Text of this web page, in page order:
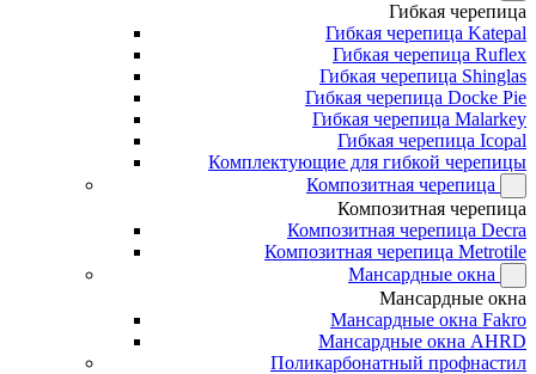
Гибкая черепица
Гибкая черепица Katepal
Гибкая черепица Ruflex
Гибкая черепица Shinglas
Гибкая черепица Docke Pie
Гибкая черепица Malarkey
Гибкая черепица Icopal
Комплектующие для гибкой черепицы
Композитная черепица
Композитная черепица
Композитная черепица Decra
Композитная черепица Metrotile
Мансардные окна
Мансардные окна
Мансардные окна Fakro
Мансардные окна AHRD
Поликарбонатный профнастил